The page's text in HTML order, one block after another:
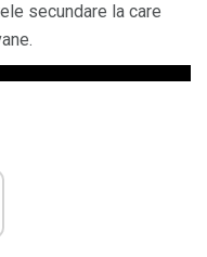
secundare la care